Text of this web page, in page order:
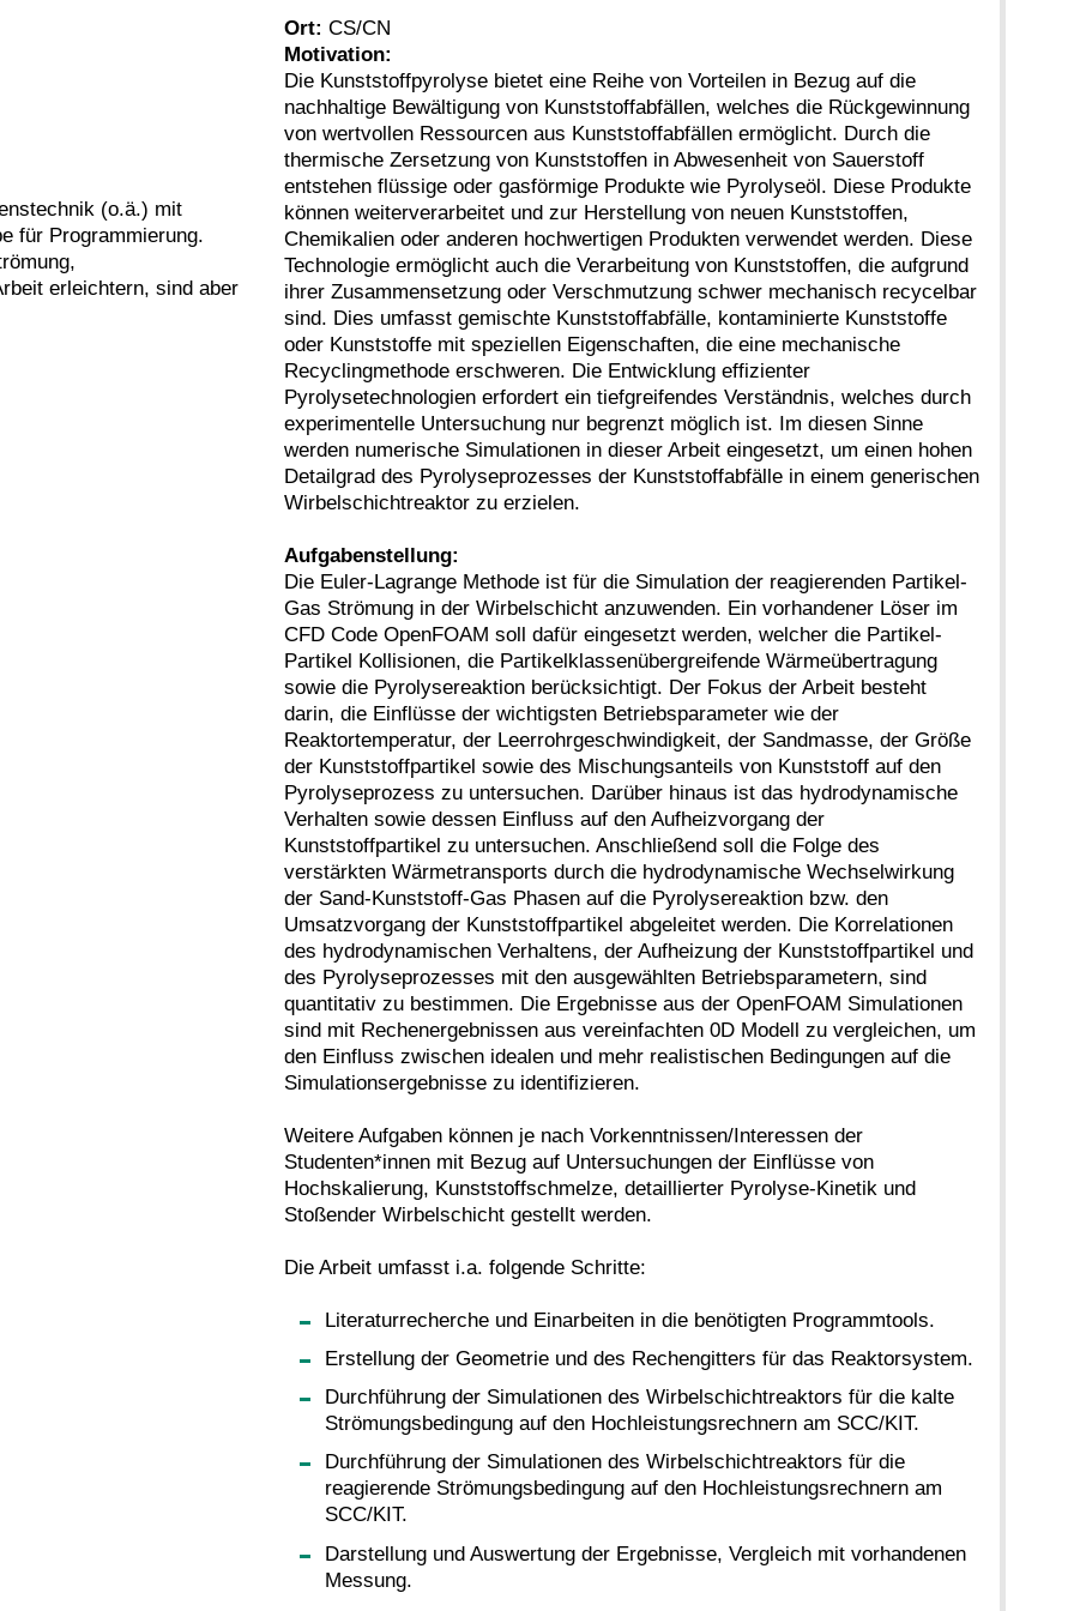
(o.ä.) mit
für Programmierung.
erleichtern, sind aber
Ort: CS/CN
Motivation:
Die Kunststoffpyrolyse bietet eine Reihe von Vorteilen in Bezug auf die
nachhaltige Bewältigung von Kunststoffabfällen, welches die Rückgewinnung
von wertvollen Ressourcen aus Kunststoffabfällen ermöglicht. Durch die
thermische Zersetzung von Kunststoffen in Abwesenheit von Sauerstoff
entstehen flüssige oder gasförmige Produkte wie Pyrolyseöl. Diese Produkte
können weiterverarbeitet und zur Herstellung von neuen Kunststoffen,
Chemikalien oder anderen hochwertigen Produkten verwendet werden. Diese
Technologie ermöglicht auch die Verarbeitung von Kunststoffen, die aufgrund
ihrer Zusammensetzung oder Verschmutzung schwer mechanisch recycelbar
sind. Dies umfasst gemischte Kunststoffabfälle, kontaminierte Kunststoffe
oder Kunststoffe mit speziellen Eigenschaften, die eine mechanische
Recyclingmethode erschweren. Die Entwicklung effizienter
Pyrolysetechnologien erfordert ein tiefgreifendes Verständnis, welches durch
experimentelle Untersuchung nur begrenzt möglich ist. Im diesen Sinne
werden numerische Simulationen in dieser Arbeit eingesetzt, um einen hohen
Detailgrad des Pyrolyseprozesses der Kunststoffabfälle in einem generischen
Wirbelschichtreaktor zu erzielen.
Aufgabenstellung:
Die Euler-Lagrange Methode ist für die Simulation der reagierenden Partikel-
Gas Strömung in der Wirbelschicht anzuwenden. Ein vorhandener Löser im
CFD Code OpenFOAM soll dafür eingesetzt werden, welcher die Partikel-
Partikel Kollisionen, die Partikelklassenübergreifende Wärmeübertragung
sowie die Pyrolysereaktion berücksichtigt. Der Fokus der Arbeit besteht
darin, die Einflüsse der wichtigsten Betriebsparameter wie der
Reaktortemperatur, der Leerrohrgeschwindigkeit, der Sandmasse, der Größe
der Kunststoffpartikel sowie des Mischungsanteils von Kunststoff auf den
Pyrolyseprozess zu untersuchen. Darüber hinaus ist das hydrodynamische
Verhalten sowie dessen Einfluss auf den Aufheizvorgang der
Kunststoffpartikel zu untersuchen. Anschließend soll die Folge des
verstärkten Wärmetransports durch die hydrodynamische Wechselwirkung
der Sand-Kunststoff-Gas Phasen auf die Pyrolysereaktion bzw. den
Umsatzvorgang der Kunststoffpartikel abgeleitet werden. Die Korrelationen
des hydrodynamischen Verhaltens, der Aufheizung der Kunststoffpartikel und
des Pyrolyseprozesses mit den ausgewählten Betriebsparametern, sind
quantitativ zu bestimmen. Die Ergebnisse aus der OpenFOAM Simulationen
sind mit Rechenergebnissen aus vereinfachten 0D Modell zu vergleichen, um
den Einfluss zwischen idealen und mehr realistischen Bedingungen auf die
Simulationsergebnisse zu identifizieren.
Weitere Aufgaben können je nach Vorkenntnissen/Interessen der
Studenten*innen mit Bezug auf Untersuchungen der Einflüsse von
Hochskalierung, Kunststoffschmelze, detaillierter Pyrolyse-Kinetik und
Stoßender Wirbelschicht gestellt werden.
Die Arbeit umfasst i.a. folgende Schritte:
Literaturrecherche und Einarbeiten in die benötigten Programmtools.
Erstellung der Geometrie und des Rechengitters für das Reaktorsystem.
Durchführung der Simulationen des Wirbelschichtreaktors für die kalte
Strömungsbedingung auf den Hochleistungsrechnern am SCC/KIT.
Durchführung der Simulationen des Wirbelschichtreaktors für die
reagierende Strömungsbedingung auf den Hochleistungsrechnern am
SCC/KIT.
Darstellung und Auswertung der Ergebnisse, Vergleich mit vorhandenen
Messung.